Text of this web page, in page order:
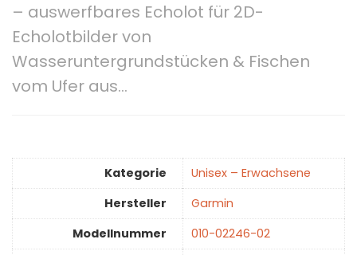
– auswerfbares Echolot für 2D-
Echolotbilder von
Wasseruntergrundstücken & Fischen
vom Ufer aus…
Kategorie
‎Unisex – Erwachsene
Hersteller
‎Garmin
Modellnummer
‎010-02246-02